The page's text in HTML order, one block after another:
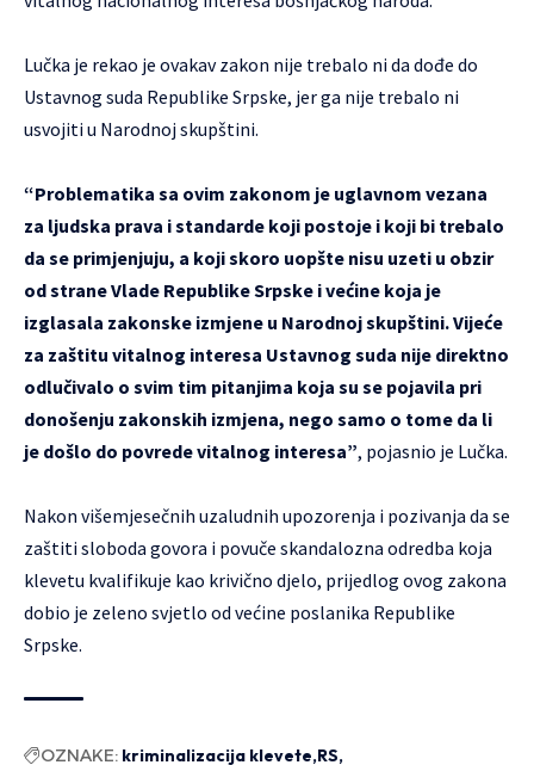
Lučka je rekao je ovakav zakon nije trebalo ni da dođe do
Ustavnog suda Republike Srpske, jer ga nije trebalo ni
usvojiti u Narodnoj skupštini.
“Problematika sa ovim zakonom je uglavnom vezana
za ljudska prava i standarde koji postoje i koji bi trebalo
da se primjenjuju, a koji skoro uopšte nisu uzeti u obzir
od strane Vlade Republike Srpske i većine koja je
izglasala zakonske izmjene u Narodnoj skupštini. Vijeće
za zaštitu vitalnog interesa Ustavnog suda nije direktno
odlučivalo o svim tim pitanjima koja su se pojavila pri
donošenju zakonskih izmjena, nego samo o tome da li
je došlo do povrede vitalnog interesa”, pojasnio je Lučka.
Nakon višemjesečnih uzaludnih upozorenja i pozivanja da se
zaštiti sloboda govora i povuče skandalozna odredba koja
klevetu kvalifikuje kao krivično djelo, prijedlog ovog zakona
dobio je zeleno svjetlo od većine poslanika Republike
Srpske.
OZNAKE: kriminalizacija klevete RS